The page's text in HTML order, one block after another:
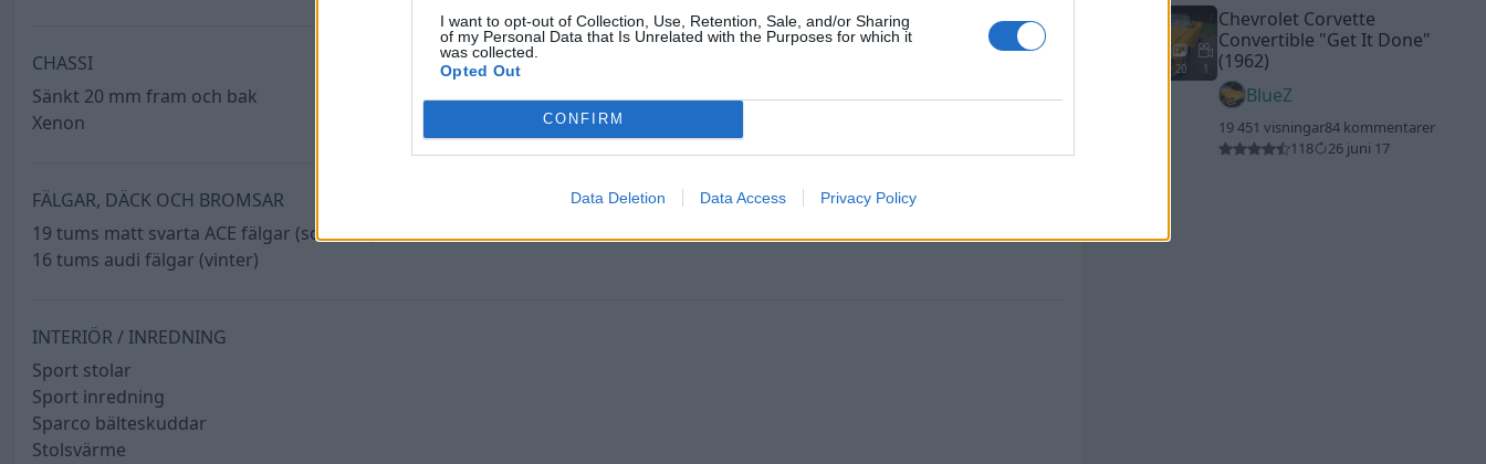
I want to opt-out of Collection, Use, Retention, Sale, and/or Sharing
of my Personal Data that Is Unrelated with the Purposes for which it
was collected.
Opted Out
CONFIRM
Data Deletion Data Access Privacy Policy
CHASSI
Sänkt 20 mm fram och bak
Xenon
FÄLGAR, DÄCK OCH BROMSAR
19 tums matt svarta ACE fälgar (sommar)
16 tums audi fälgar (vinter)
INTERIÖR / INREDNING
Sport stolar
Sport inredning
Sparco bälteskuddar
Stolsvärme
20 1
Chevrolet Corvette
Convertible "Get It Done"
(1962)
BlueZ
19 451 visningar84 kommentarer
118
26 juni 17